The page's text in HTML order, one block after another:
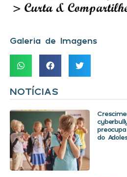
Galeria de Imagens
NOTÍCIAS
do